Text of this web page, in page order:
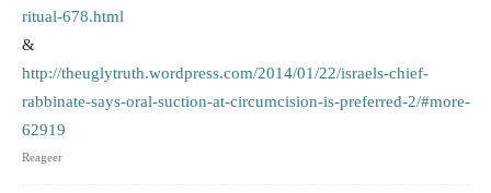
ritual-678.html
&
http://theuglytruth.wordpress.com/2014/01/22/israels-chief-
rabbinate-says-oral-suction-at-circumcision-is-preferred-2/#more-
62919
Reageer